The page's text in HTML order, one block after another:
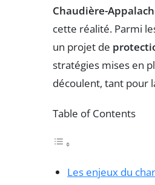
Chaudière-
cette réalité. Parmi
un projet de
stratégies mises en
découlent, tant pour
Table of Contents
Les enjeux du